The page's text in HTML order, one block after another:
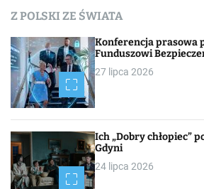
Z POLSKI ZE ŚWIATA
Konferencja prasowa
Funduszowi
27 lipca 2026
Ich „Dobry chłopiec”
Gdyni
24 lipca 2026